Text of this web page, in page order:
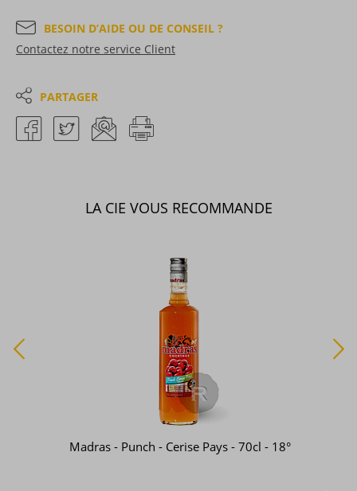
BESOIN D’AIDE OU DE CONSEIL ?
Contactez notre service Client
PARTAGER
LA CIE VOUS RECOMMANDE
Madras - Punch - Cerise Pays - 70cl - 18°